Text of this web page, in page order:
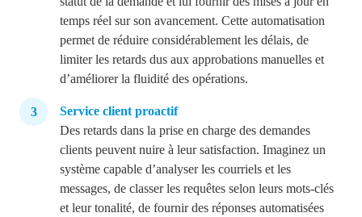
temps réel sur son avancement. Cette automatisation
permet de réduire considérablement les délais, de
limiterles retards dus aux approbations manuelles et
d’améliorer la fluidité des opérations.
Service client proactif
Des retards dans la prise en charge des demandes
clients peuvent nuire à leur satisfaction. Imaginez un
système capable d’analyser les courriels et les
messages, de classer les requêtes selon leurs mots-clés
et leur tonalité, de fournir des réponses automatisées